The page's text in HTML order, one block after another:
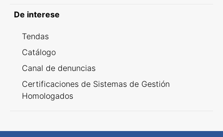
De interese
Tendas
Catálogo
Canal de denuncias
Certificaciones de Sistemas de Gestión
Homologados